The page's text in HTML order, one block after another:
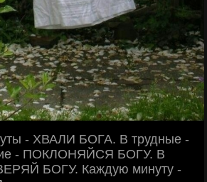
- ХВАЛИ БОГА. В трудные -
- ПОКЛОНЯЙСЯ БОГУ. В
БОГУ. Каждую минуту -